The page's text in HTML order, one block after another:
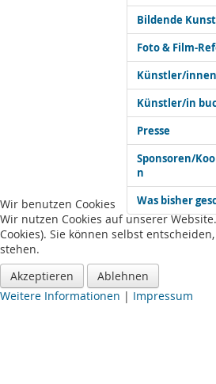
Bildende
Foto & Film-
Künstler/
Künstler/in
Presse
Sponsoren/
n
Was bisher
Wir benutzen Cookies
Wir nutzen Cookies auf unserer
Cookies). Sie können selbst
stehen.
Akzeptieren
Ablehnen
Weitere Informationen | Impressum